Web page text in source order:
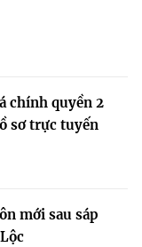
chính quyền 2
sơ trực tuyến
mới sau sáp